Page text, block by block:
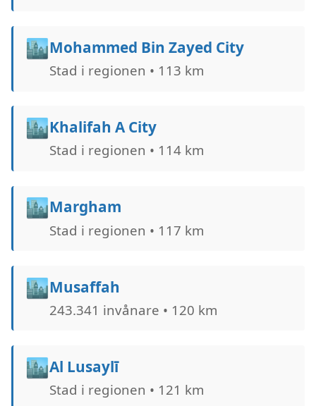
🏙️Mohammed Bin Zayed City
Stad i regionen • 113 km
🏙️Khalifah A City
Stad i regionen • 114 km
🏙️Margham
Stad i regionen • 117 km
🏙️Musaffah
243.341 invånare • 120 km
🏙️Al Lusaylī
Stad i regionen • 121 km